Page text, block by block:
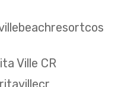
Ville CR